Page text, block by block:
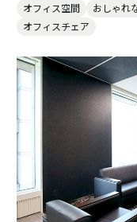
オフィス空間 おしゃれ
オフィスチェア